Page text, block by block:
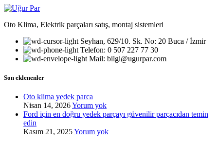
Oto Klima, Elektrik parçaları satış, montaj sistemleri
Seyhan, 629/10. Sk. No: 20 Buca / İzmir
Telefon: 0 507 227 77 30
Mail: bilgi@ugurpar.com
Son eklenenler
Oto klima yedek parca
Nisan 14, 2026Yorum yok
Ford için en doğru yedek parçayı güvenilir parçacıdan temin
edin
Kasım 21, 2025Yorum yok